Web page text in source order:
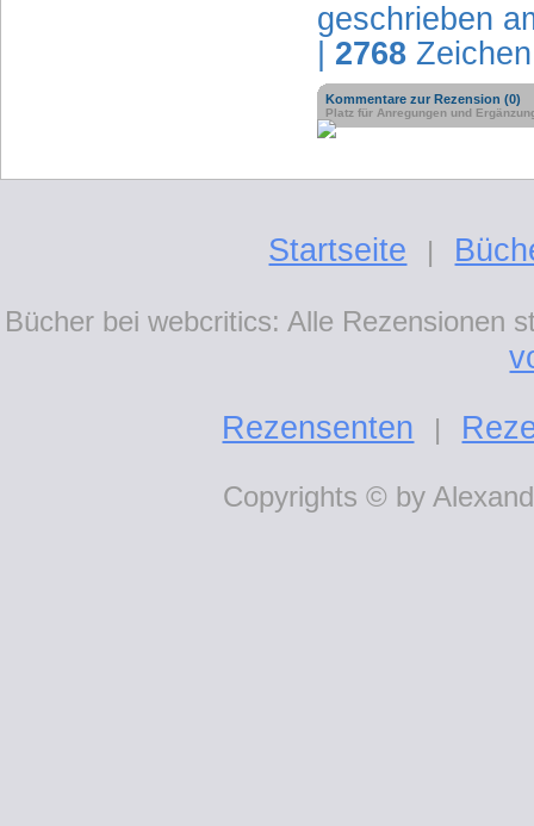
geschrieben
2768 Zeichen
Kommentare zur Rezension (0)
Platz für Anregungen und
Startseite |
Bücher bei webcritics: Alle Rezensionen
Rezensenten
|
Copyrights © by